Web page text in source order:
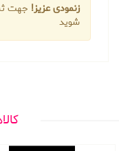
زنمودی عزیز! جهت
شوید